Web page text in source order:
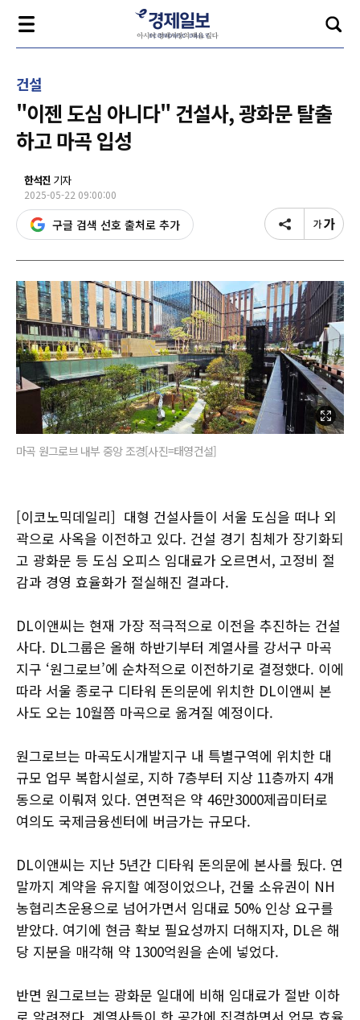
건설
"이젠 도심 아니다" 건설사, 광화문 탈출
하고 마곡 입성
한석진 기자
2025-05-22 09:00:00
구글 검색 선호 출처로 추가
마곡 원그로브 내부 중앙 조경[사진=태영건설]
[이코노믹데일리] 대형 건설사들이 서울 도심을 떠나 외
곽으로 사옥을 이전하고 있다. 건설 경기 침체가 장기화되
고 광화문 등 도심 오피스 임대료가 오르면서, 고정비 절
감과 경영 효율화가 절실해진 결과다.
DL이앤씨는 현재 가장 적극적으로 이전을 추진하는 건설
사다. DL그룹은 올해 하반기부터 계열사를 강서구 마곡
지구 ‘원그로브’에 순차적으로 이전하기로 결정했다. 이에
따라 서울 종로구 디타워 돈의문에 위치한 DL이앤씨 본
사도 오는 10월쯤 마곡으로 옮겨질 예정이다.
원그로브는 마곡도시개발지구 내 특별구역에 위치한 대
규모 업무 복합시설로, 지하 7층부터 지상 11층까지 4개
동으로 이뤄져 있다. 연면적은 약 46만3000제곱미터로
여의도 국제금융센터에 버금가는 규모다.
DL이앤씨는 지난 5년간 디타워 돈의문에 본사를 뒀다. 연
말까지 계약을 유지할 예정이었으나, 건물 소유권이 NH
농협리츠운용으로 넘어가면서 임대료 50% 인상 요구를
받았다. 여기에 현금 확보 필요성까지 더해지자, DL은 해
당 지분을 매각해 약 1300억원을 손에 넣었다.
반면 원그로브는 광화문 일대에 비해 임대료가 절반 이하